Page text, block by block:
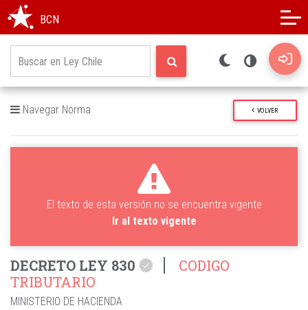
BCN
Navegar Norma VOLVER
El texto de esta versión no se encuentra vigente
Ir al texto vigente
DECRETO LEY 830
CODIGO
TRIBUTARIO
MINISTERIO DE HACIENDA